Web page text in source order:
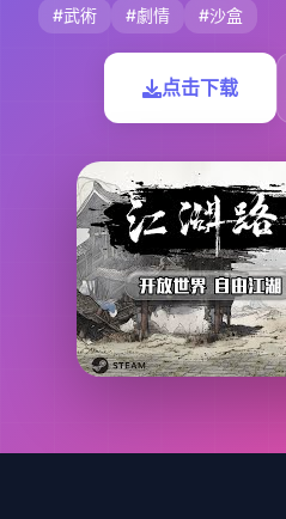
#武術 #劇情 #沙盒
点击下载